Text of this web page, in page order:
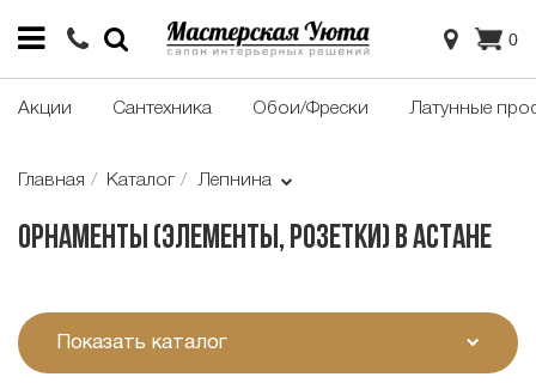
0
Акции Сантехника Обои/Фрески Латунные
Главная Каталог Лепнина
Орнаменты (элементы, розетки) в Астане
Показать каталог